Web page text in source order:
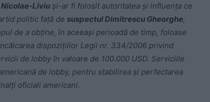
Liviu și-ar fi folosit autoritatea și influența ce
politic față de suspectul Dimitrescu Gheorghe,
de a obține, în aceeași perioadă de timp, foloase
dispozițiilor Legii nr. 334/2006 privind
de lobby în valoare de 100.000 USD. Serviciile
de lobby, pentru stabilirea și perfectarea
oficiali americani.